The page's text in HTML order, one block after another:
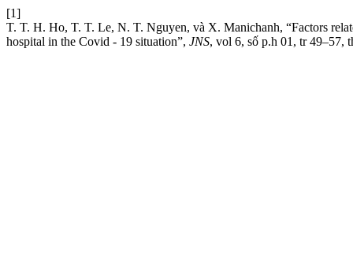
[1]
T. T. H. Ho, T. T. Le, N. T. Nguyen, và X. Manichanh, “Factors
hospital in the Covid - 19 situation”, JNS, vol 6, số p.h 01, tr 49–57,